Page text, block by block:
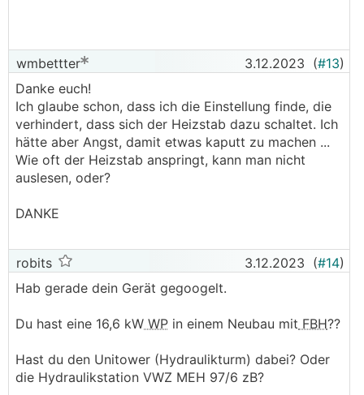
wmbettter 3.12.2023 (#13)
Danke euch!
Ich glaube schon, dass ich die Einstellung finde, die
verhindert, dass sich der Heizstab dazu schaltet. Ich
hätte aber Angst, damit etwas kaputt zu machen ...
Wie oft der Heizstab anspringt, kann man nicht
auslesen, oder?
DANKE
robits 3.12.2023 (#14)
Hab gerade dein Gerät gegoogelt.
Du hast eine 16,6 kW WP in einem Neubau mit FBH??
Hast du den Unitower (Hydraulikturm) dabei? Oder
die Hydraulikstation VWZ MEH 97/6 zB?